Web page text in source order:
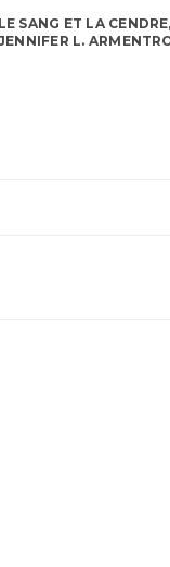
LE SANG ET LA
L.